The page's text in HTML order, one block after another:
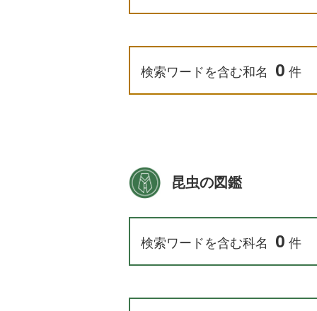
検索ワードを含む和名 0 件
昆虫の図鑑
検索ワードを含む科名 0 件